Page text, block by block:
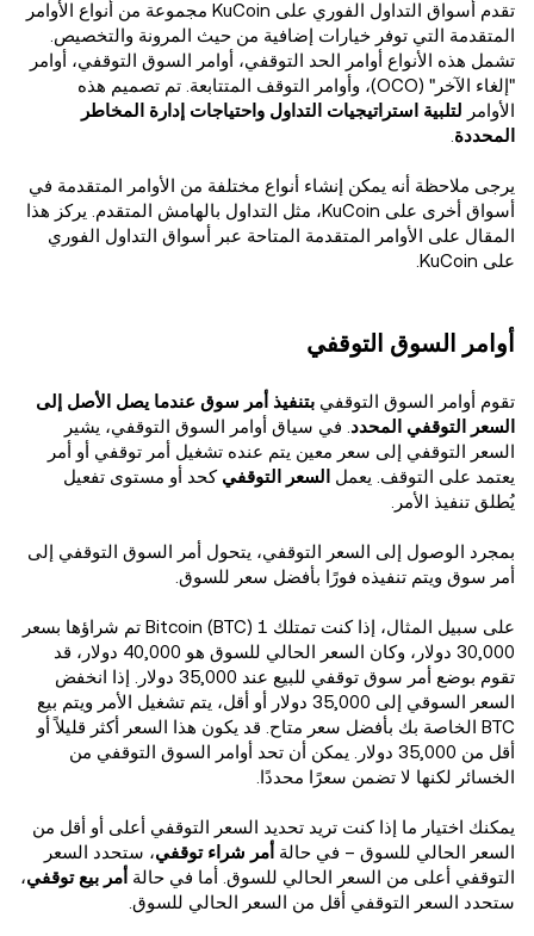
تقدم أسواق التداول الفوري على KuCoin مجموعة من أنواع الأوامر
المتقدمة التي توفر خيارات إضافية من حيث المرونة والتخصيص.
تشمل هذه الأنواع أوامر الحد التوقفي، أوامر السوق التوقفي، أوامر
"إلغاء الآخر" (OCO)، وأوامر التوقف المتتابعة. تم تصميم هذه
الأوامر لتلبية استراتيجيات التداول واحتياجات إدارة المخاطر
المحددة
يرجى ملاحظة أنه يمكن إنشاء أنواع مختلفة من الأوامر المتقدمة في
أسواق أخرى على KuCoin، مثل التداول بالهامش المتقدم. يركز هذا
المقال على الأوامر المتقدمة المتاحة عبر أسواق التداول الفوري
على KuCoin.
أوامر السوق التوقفي
تقوم أوامر السوق التوقفي بتنفيذ أمر سوق عندما يصل الأصل إلى
السعر التوقفي المحدد . في سياق أوامر السوق التوقفي، يشير
السعر التوقفي إلى سعر معين يتم عنده تشغيل أمر توقفي أو أمر
يعتمد على التوقف. يعمل السعر التوقفي كحد أو مستوى تفعيل
يُطلق تنفيذ الأمر.
بمجرد الوصول إلى السعر التوقفي، يتحول أمر السوق التوقفي إلى
أمر سوق ويتم تنفيذه فورًا بأفضل سعر للسوق.
على سبيل المثال، إذا كنت تمتلك 1 Bitcoin (BTC) تم شراؤها بسعر
30,000 دولار، وكان السعر الحالي للسوق هو 40,000 دولار، قد
تقوم بوضع أمر سوق توقفي للبيع عند 35,000 دولار. إذا انخفض
السعر السوقي إلى 35,000 دولار أو أقل، يتم تشغيل الأمر ويتم بيع
BTC الخاصة بك بأفضل سعر متاح. قد يكون هذا السعر أكثر قليلاً أو
أقل من 35,000 دولار. يمكن أن تحد أوامر السوق التوقفي من
الخسائر لكنها لا تضمن سعرًا محددًا.
يمكنك اختيار ما إذا كنت تريد تحديد السعر التوقفي أعلى أو أقل من
السعر الحالي للسوق – في حالة أمر شراء توقفي، ستحدد السعر
التوقفي أعلى من السعر الحالي للسوق. أما في حالة أمر بيع توقفي،
ستحدد السعر التوقفي أقل من السعر الحالي للسوق.